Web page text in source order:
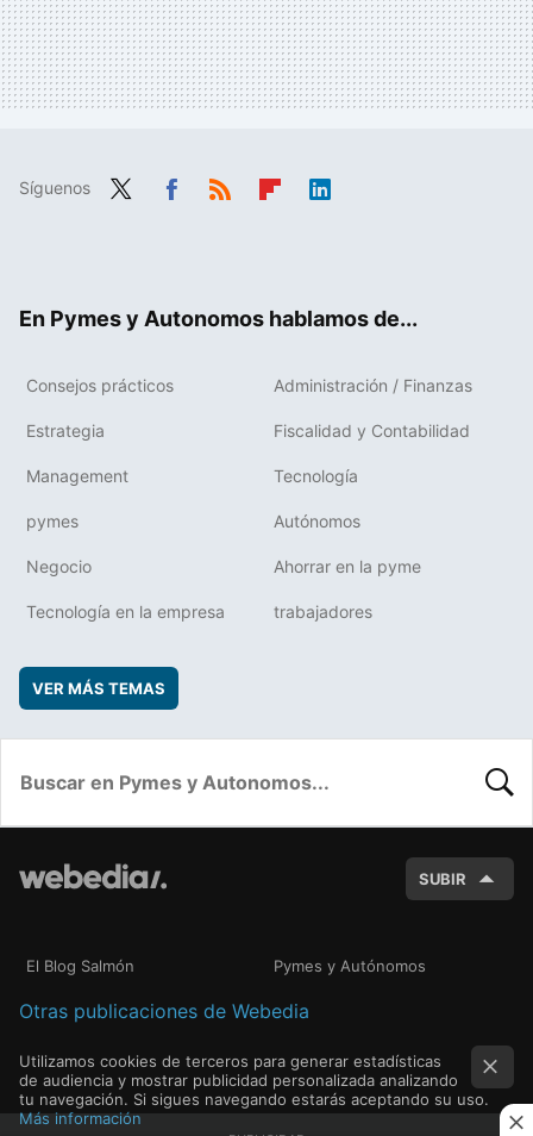
Síguenos
En Pymes y Autonomos hablamos de...
Consejos prácticos Administración / Finanzas
Estrategia Fiscalidad y Contabilidad
Management Tecnología
pymes Autónomos
Negocio Ahorrar en la pyme
Tecnología en la empresa trabajadores
VER MÁS TEMAS
SUBIR
El Blog Salmón Pymes y Autónomos
Otras publicaciones de Webedia
Utilizamos cookies de terceros para generar estadísticas
de audiencia y mostrar publicidad personalizada analizando
tu navegación. Si sigues navegando estarás aceptando su uso.
Más información